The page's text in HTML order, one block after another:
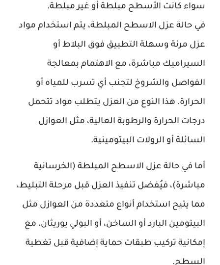
سواء كانت الأسطح مبلطة أو غير مبلطة.
في حالة عزل الاسطح المبلطة، يتم استخدام مواد
عزل مرنة وسهلة التطبيق فوق البلاط أو
السيراميك مباشرة، مع الاهتمام بمعالجة
الفواصل والشروخ لتجنب أي تسرب للمياه أو
الحرارة. هذا النوع من العزل يتطلب مواد تتحمل
درجات الحرارة والرطوبة العالية، مثل العوازل
السائلة أو الرولات البيتومينية.
أما في حالة عزل الاسطح المبلطة (الخرسانية
مباشرة)، فيُفضل تنفيذ العزل قبل مرحلة التبليط،
مما يتيح استخدام أنواع متعددة من العوازل مثل
البيتومين البارد أو الساخن، أو البولي يوريثان، مع
إمكانية تركيب طبقات حماية إضافية قبل تغطية
السطح.